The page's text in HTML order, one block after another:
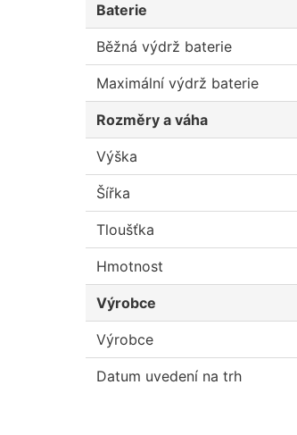
Baterie
Běžná výdrž baterie
Maximální výdrž baterie
Rozměry a váha
Výška
Šířka
Tloušťka
Hmotnost
Výrobce
Výrobce
Datum uvedení na trh